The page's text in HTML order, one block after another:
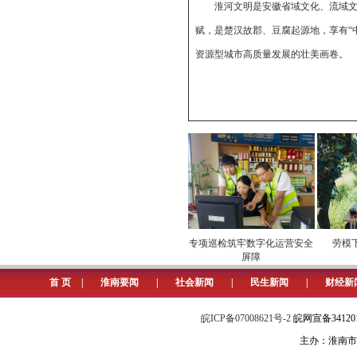
淮河文明是安徽省域文化、流域
赋，是楚汉故郡、豆腐起源地，享有
资源型城市高质量发展的壮美画卷。
专项巡检筑牢数字化运营安全
屏障
劳模
首 页 淮南要闻 社会新闻 民生新闻 财经新
皖ICP备07008621号-2 皖网宣备
主办：淮南